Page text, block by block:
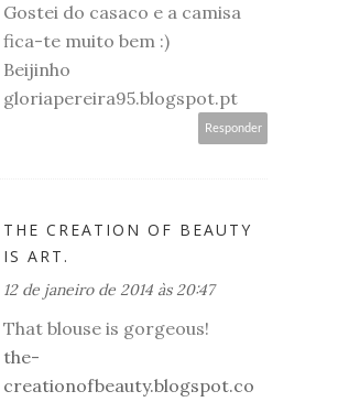
Gostei do casaco e a camisa
fica-te muito bem :)
Beijinho
gloriapereira95.blogspot.pt
Responder
THE CREATION OF BEAUTY
IS ART.
12 de janeiro de 2014 às 20:47
That blouse is gorgeous!
the-
creationofbeauty.blogspot.co